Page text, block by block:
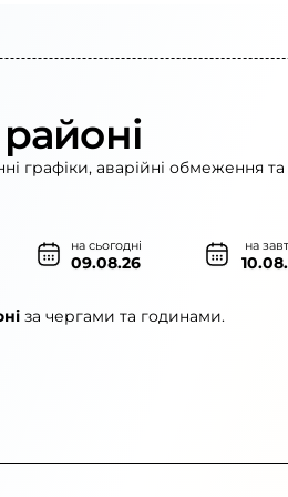
графіки, аварійні обмеження
на сьогодні
09.08.26
на
за чергами та годинами.